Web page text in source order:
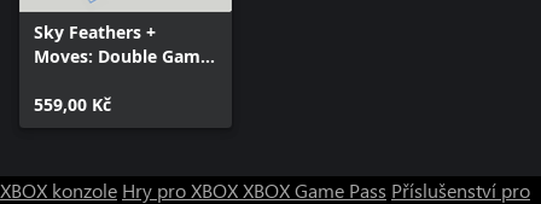
Sky Feathers +
Moves: Double Game
559,00 Kč
XBOX konzole Hry pro XBOXXBOX Game Pass Příslušenství pro